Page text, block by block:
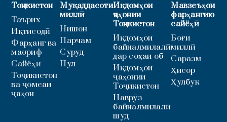
Тоҷикистон
Таърих
Иқтисодӣ
Фарҳанг ва
маориф
Сайёҳӣ
Тоҷикистон
ва ҷомеаи
ҷаҳон
Муқаддасоти
миллӣ
Нишон
Парчам
Суруд
Пул
Иқдомҳои
ҷаҳонии
Тоҷикистон
Иқдомҳои
байналмилалӣ
дар соҳаи об
Иқдомҳои
ҷаҳонии
Тоҷикистон
Наврӯз
байналмилалӣ
шуд
Мавзеъҳои
фарҳангию
сайёҳӣ
Боғи
миллӣ
Саразм
Ҳисор
Ҳулбук